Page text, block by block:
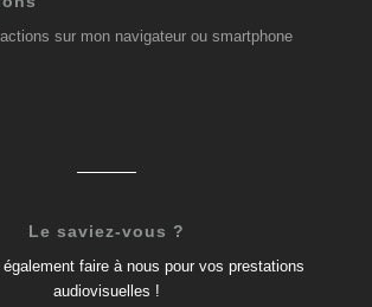
sur mon navigateur ou smartphone
Le saviez-vous ?
faire à nous pour vos prestations
audiovisuelles !